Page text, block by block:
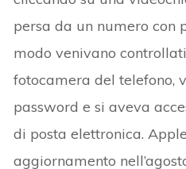
persa da un numero con
modo venivano
fotocamera del telefono,
password e si aveva
di posta elettronica.
aggiornamento